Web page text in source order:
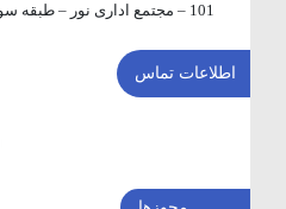
101 – مجتمع اداری نور – طبقه سوم – واحد 12
اطلاعات تماس